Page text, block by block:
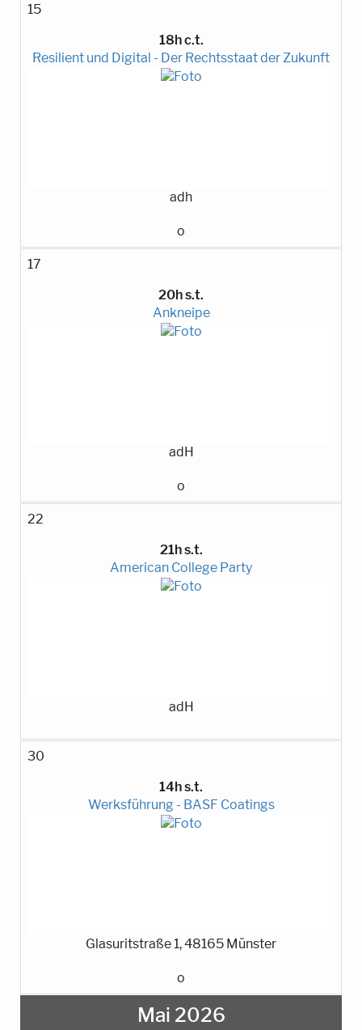
15
18h c.t.
Resilient und Digital - Der Rechtsstaat der Zukunft
adh
o
17
20h s.t.
Ankneipe
adH
o
22
21h s.t.
American College Party
adH
30
14h s.t.
Werksführung - BASF Coatings
Glasuritstraße 1, 48165 Münster
o
Mai 2026